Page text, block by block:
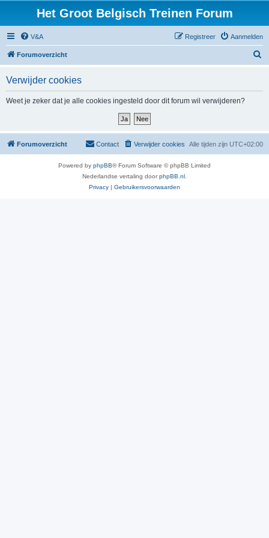
Het Groot Belgisch Treinen Forum
V&A Aanmelden
Registreer
Forumoverzicht
Verwijder cookies
Weet je zeker dat je alle cookies ingesteld door dit forum wil verwijderen?
Forumoverzicht Alle tijden zijn UTC+02:00
Verwijder cookies
Contact
Powered by phpBB® Forum Software © phpBB Limited
Nederlandse vertaling doorphpBB.nl
Privacy | Gebruikersvoorwaarden